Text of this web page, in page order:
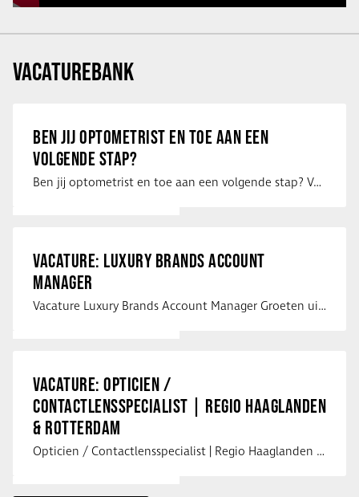
VACATUREBANK
BEN JIJ OPTOMETRIST EN TOE AAN EEN
VOLGENDE STAP?
Ben jij optometrist en toe aan een volgende stap? Voor een optiekketen is Eye …
VACATURE: LUXURY BRANDS ACCOUNT
MANAGER
Vacature Luxury Brands Account Manager Groeten uit Spanje! Vanaf mijn …
VACATURE: OPTICIEN /
CONTACTLENSSPECIALIST | REGIO HAAGLANDEN
& ROTTERDAM
Opticien / Contactlensspecialist | Regio Haaglanden & Rotterdam Saludos uit …